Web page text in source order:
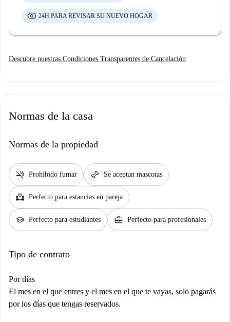
24H PARA REVISAR SU NUEVO HOGAR
Descubre nuestras Condiciones Transparentes de Cancelación
Normas de la casa
Normas de la propiedad
smoke_free Prohibido fumar pet_supplies Se aceptan mascotas
partner_heart Perfecto para estancias en pareja
school Perfecto para estudiantes business_center Perfecto para profesionales
Tipo de contrato
Por días
El mes en el que entres y el mes en el que te vayas, solo pagarás
por los días que tengas reservados.